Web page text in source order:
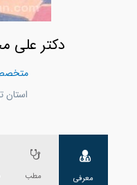
دکتر علی
استان
معرفی مطب